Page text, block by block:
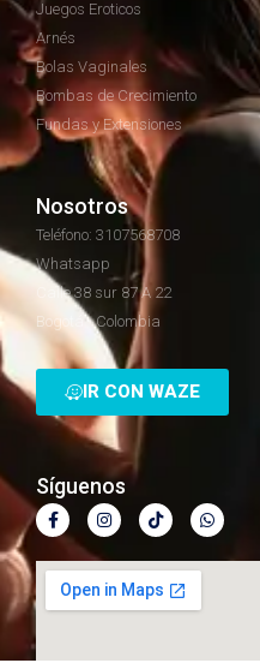
Juegos Eroticos
Arnés
Bolas Vaginales
Bombas de Crecimiento
Fundas y Extensiones
Nosotros
Teléfono: 3107568708
Whatsapp
Calle 38 sur 87 A 22
Bogotá - Colombia
IR CON WAZE
Síguenos